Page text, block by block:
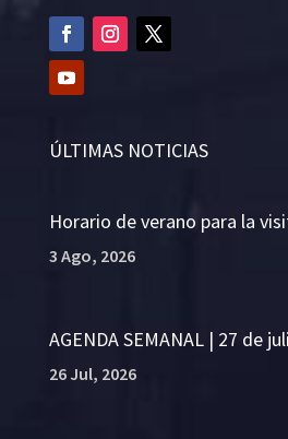
ÚLTIMAS NOTICIAS
Horario de verano para la
3 Ago, 2026
AGENDA SEMANAL | 27 de
26 Jul, 2026